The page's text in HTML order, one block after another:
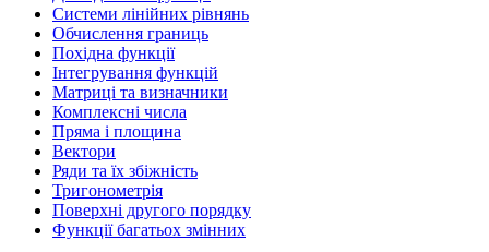
Системи лінійних рівнянь
Обчислення границь
Похідна функції
Інтегрування функцій
Матриці та визначники
Комплексні числа
Пряма і площина
Вектори
Ряди та їх збіжність
Тригонометрія
Поверхні другого порядку
Функції багатьох змінних